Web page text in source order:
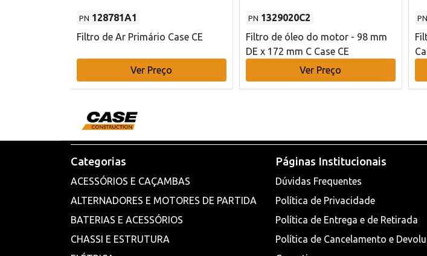
PN 128781A1
Filtro de Ar Primário Case CE
Ver Preço
PN 1329020C2
Filtro de óleo do motor - 98 mm
DE x 172 mm C Case CE
Ver Preço
PN
Categorias
ACESSÓRIOS E CAÇAMBAS
ALTERNADORES E MOTORES DE PARTIDA
BATERIAS E ACESSÓRIOS
CHASSI E ESTRUTURA
Páginas Institucionais
Dúvidas Frequentes
Política de Privacidade
Política de Entrega e de Retirada
Política de Cancelamento e